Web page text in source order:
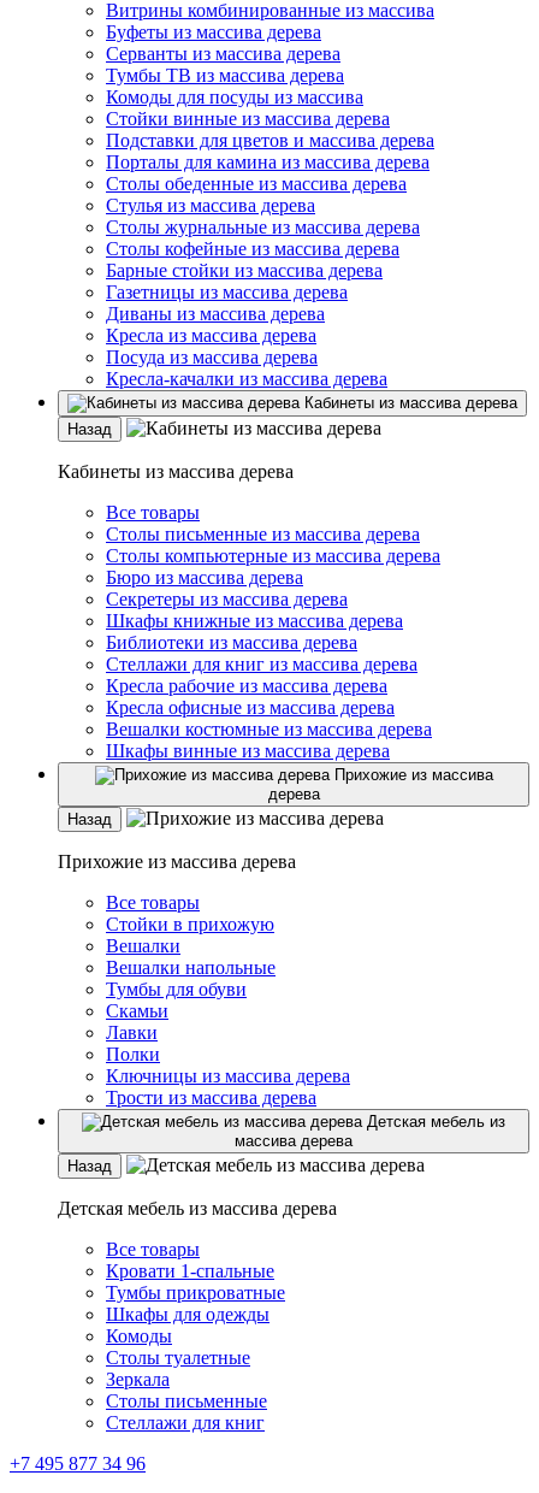
Витрины комбинированные из массива
Буфеты из массива дерева
Серванты из массива дерева
Тумбы ТВ из массива дерева
Комоды для посуды из массива
Стойки винные из массива дерева
Подставки для цветов и массива дерева
Порталы для камина из массива дерева
Столы обеденные из массива дерева
Стулья из массива дерева
Столы журнальные из массива дерева
Столы кофейные из массива дерева
Барные стойки из массива дерева
Газетницы из массива дерева
Диваны из массива дерева
Кресла из массива дерева
Посуда из массива дерева
Кресла-качалки из массива дерева
Кабинеты из массива дерева
Назад
Кабинеты из массива дерева
Все товары
Столы письменные из массива дерева
Столы компьютерные из массива дерева
Бюро из массива дерева
Секретеры из массива дерева
Шкафы книжные из массива дерева
Библиотеки из массива дерева
Стеллажи для книг из массива дерева
Кресла рабочие из массива дерева
Кресла офисные из массива дерева
Вешалки костюмные из массива дерева
Шкафы винные из массива дерева
Прихожие из массива
дерева
Назад
Прихожие из массива дерева
Все товары
Стойки в прихожую
Вешалки
Вешалки напольные
Тумбы для обуви
Скамьи
Лавки
Полки
Ключницы из массива дерева
Трости из массива дерева
Детская мебель из
массива дерева
Назад
Детская мебель из массива дерева
Все товары
Кровати 1-спальные
Тумбы прикроватные
Шкафы для одежды
Комоды
Столы туалетные
Зеркала
Столы письменные
Стеллажи для книг
+7 495 877 34 96